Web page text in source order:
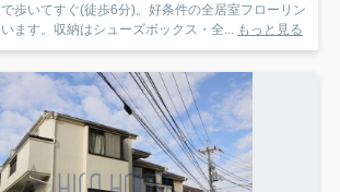
歩いてすぐ(徒歩6分)。好条件の全居室フローリン
ます。収納はシューズボックス・全... もっと見る